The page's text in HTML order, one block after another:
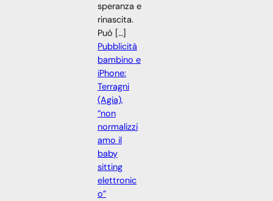
speranza e
rinascita.
Può […]
Pubblicità
bambino e
iPhone:
Terragni
(Agia),
“non
normalizzi
amo il
baby
sitting
elettronic
o”